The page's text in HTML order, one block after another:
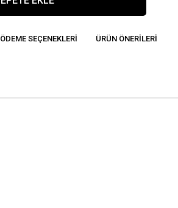
ÖDEME SEÇENEKLERI ÜRÜN ÖNERILERI